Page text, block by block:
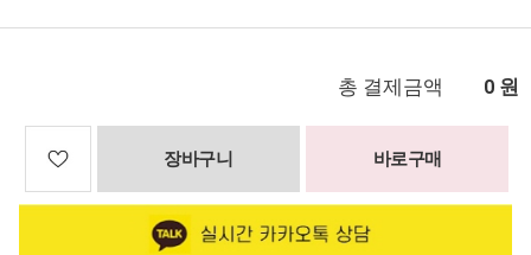
총 결제금액 0 원
장바구니 바로구매